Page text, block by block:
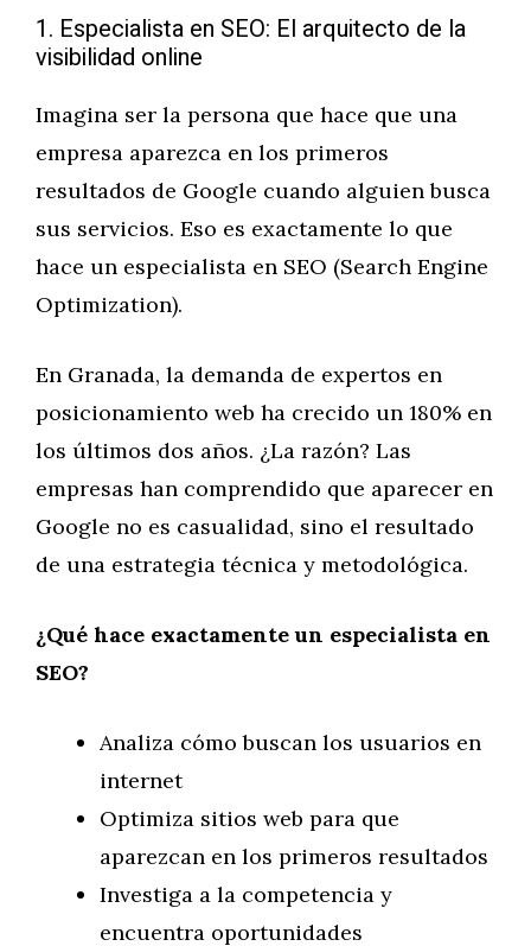
1. Especialista en SEO: El arquitecto de la
visibilidad online
Imagina ser la persona que hace que una
empresa aparezca en los primeros
resultados de Google cuando alguien busca
sus servicios. Eso es exactamente lo que
hace un especialista en SEO (Search Engine
Optimization).
En Granada, la demanda de expertos en
posicionamiento web ha crecido un 180% en
los últimos dos años. ¿La razón? Las
empresas han comprendido que aparecer en
Google no es casualidad, sino el resultado
de una estrategia técnica y metodológica.
¿Qué hace exactamente un especialista en
SEO?
Analiza cómo buscan los usuarios en
internet
Optimiza sitios web para que
aparezcan en los primeros resultados
Investiga a la competencia y
encuentra oportunidades